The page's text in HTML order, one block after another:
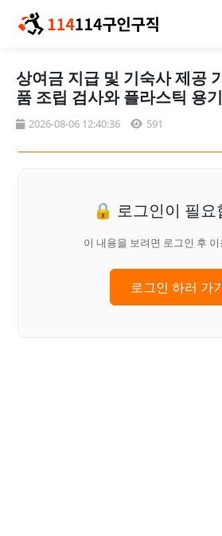
상여금 지급 및 기숙사 제공
품 조립 검사와 플라스틱 용
2026-08-06 12:40:36 591
🔒 로그인이 필요
이 내용을 보려면 로그인 후
로그인 하러 가